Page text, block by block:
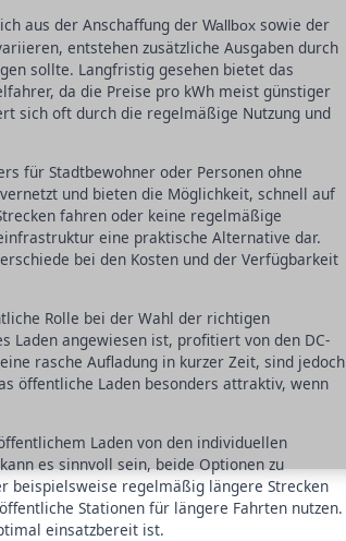
aus der Anschaffung der Wallbox sowie der
entstehen zusätzliche Ausgaben durch
sollte. Langfristig gesehen bietet das
da die Preise pro kWh meist günstiger
sich oft durch die regelmäßige Nutzung und
für Stadtbewohner oder Personen ohne
und bieten die Möglichkeit, schnell auf
fahren oder keine regelmäßige
eine praktische Alternative dar.
bei den Kosten und der Verfügbarkeit
Rolle bei der Wahl der richtigen
Laden angewiesen ist, profitiert von den DC-
rasche Aufladung in kurzer Zeit, sind jedoch
öffentliche Laden besonders attraktiv, wenn
Laden von den individuellen
es sinnvoll sein, beide Optionen zu
beispielsweise regelmäßig längere Strecken
Stationen für längere Fahrten nutzen.
einsatzbereit ist.